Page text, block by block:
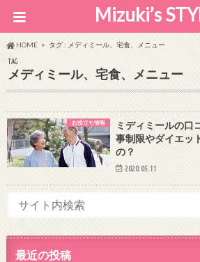
Mizuki’s
HOME タグ : メディミール、宅食、メニュー
TAG
メディミール、宅食、メニュー
お役立ち情報
ミディミールの口
事制限やダイエッ
の？
2020.05.11
最近の投稿